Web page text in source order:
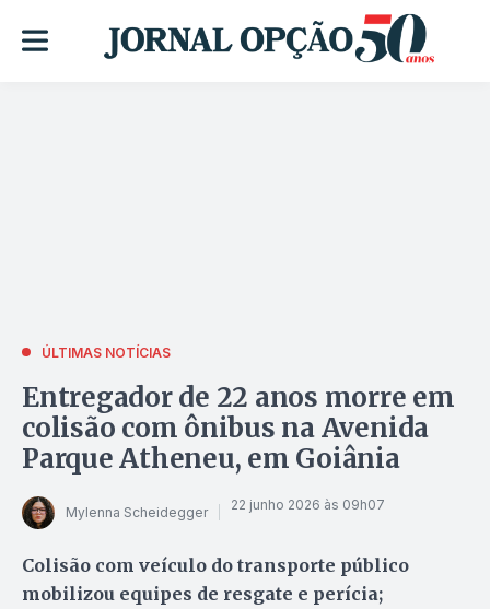
ÚLTIMAS NOTÍCIAS
Entregador de 22 anos morre em
colisão com ônibus na Avenida
Parque Atheneu, em Goiânia
Mylenna Scheidegger 22 junho 2026 às 09h07
Colisão com veículo do transporte público
mobilizou equipes de resgate e perícia;